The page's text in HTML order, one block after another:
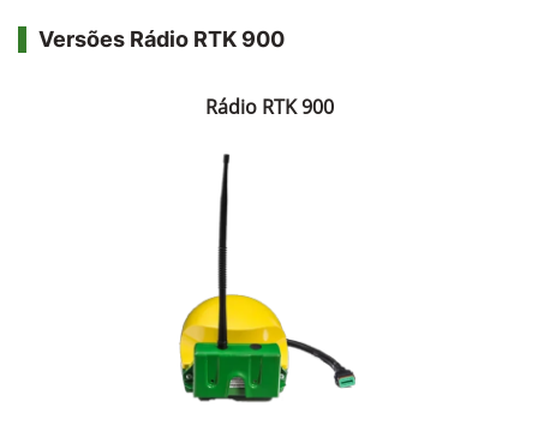
Versões Rádio RTK 900
Rádio RTK 900